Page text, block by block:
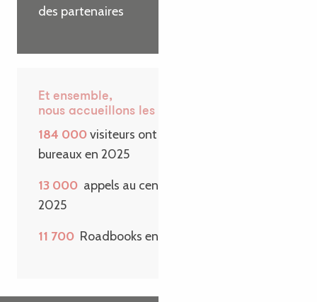
des partenaires
Et ensemble,
nous accueillons les visiteurs
184 000visiteurs ont passé la porte de nos
bureaux en 2025
13 000 appels au centre de contact en
2025
11 700 Roadbooks envoyés sur une année